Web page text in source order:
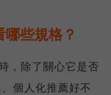
些規格？
，除了關心它是否
個人化推薦好不